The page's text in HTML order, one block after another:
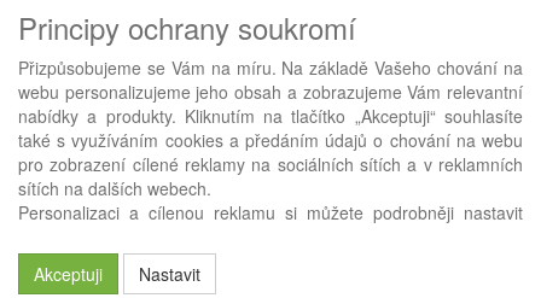
Fax: +420 483 034 590
E-mail:
info@avistrade.cz
Web:www.avistrade.cz
Používáme ABRA eShop- nejlepší řešení e-commerce pro náš
Principy ochrany soukromí
Přizpůsobujeme se Vám na míru. Na základě Vašeho chování na
webu personalizujeme jeho obsah a zobrazujeme Vám relevantní
nabídky a produkty. Kliknutím na tlačítko „Akceptuji“ souhlasíte
také s využíváním cookies a předáním údajů o chování na webu
pro zobrazení cílené reklamy na sociálních sítích a v reklamních
sítích na dalších webech.
Personalizaci a cílenou reklamu si můžete podrobněji nastavit
Akceptuji
Nastavit